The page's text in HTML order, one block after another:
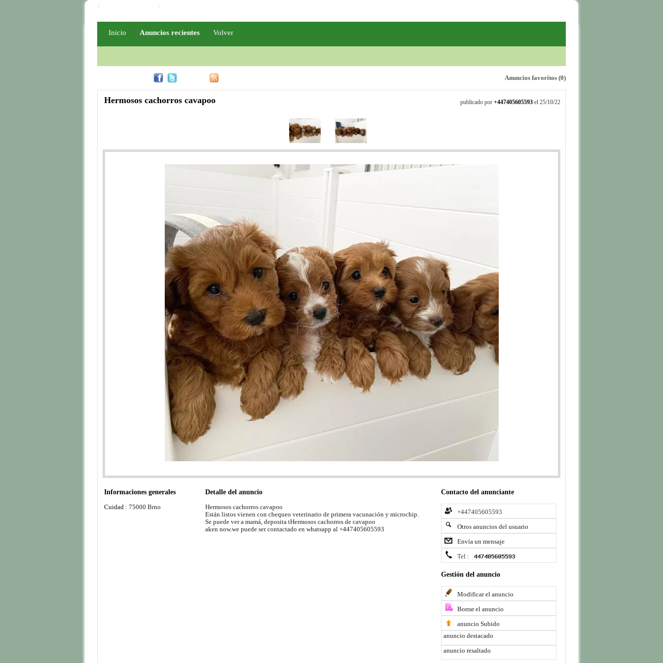
Inicio Anuncios recientes Volver
Anuncios favoritos (0)
Hermosos cachorros cavapoo publicado por +447405605593 el 25/10/22
Informaciones generales
Cuidad : 75000 Brno
Detalle del anuncio
Hermosos cachorros cavapoo
Están listos vienen con chequeo veterinario de primera vacunación y microchip.
Se puede ver a mamá, deposita tHermosos cachorros de cavapoo
aken now.we puede ser contactado en whatsapp al +447405605593
Contacto del anunciante
+447405605593
Otros anuncios del usuario
Envía un mensaje
Tel :
Gestión del anuncio
Modificar el anuncio
Borrar el anuncio
anuncio Subido
anuncio destacado
anuncio resaltado